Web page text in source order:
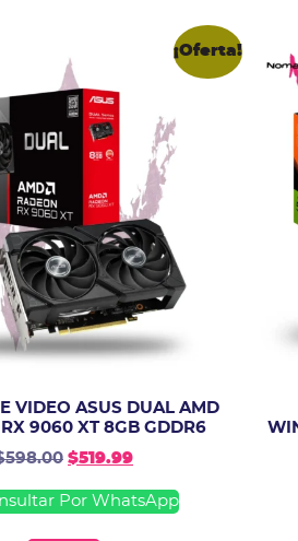
¡Oferta!
VIDEO ASUS DUAL AMD
9060 XT 8GB GDDR6
598.00 $519.99
Por WhatsApp